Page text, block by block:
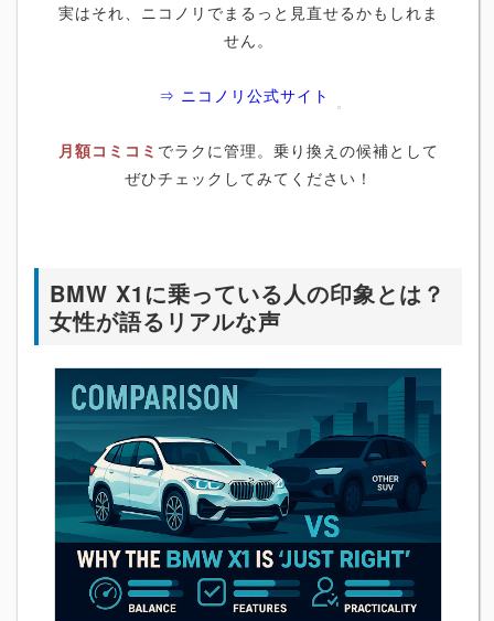
実はそれ、ニコノリでまるっと見直せるかもしれま
せん。
⇒ ニコノリ公式サイト
月額コミコミ でラクに管理。乗り換えの候補として
ぜひチェックしてみてください！
BMW X1に乗っている人の印象とは？
女性が語るリアルな声